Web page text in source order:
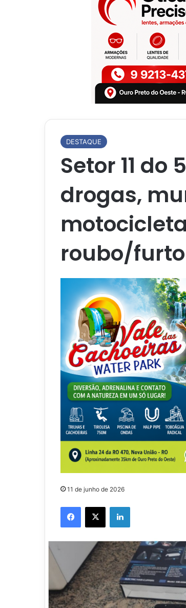
DESTAQUE
Setor 11 do
drogas,
roubo/
11 de junho de 2026
Facebook
X Linkedin